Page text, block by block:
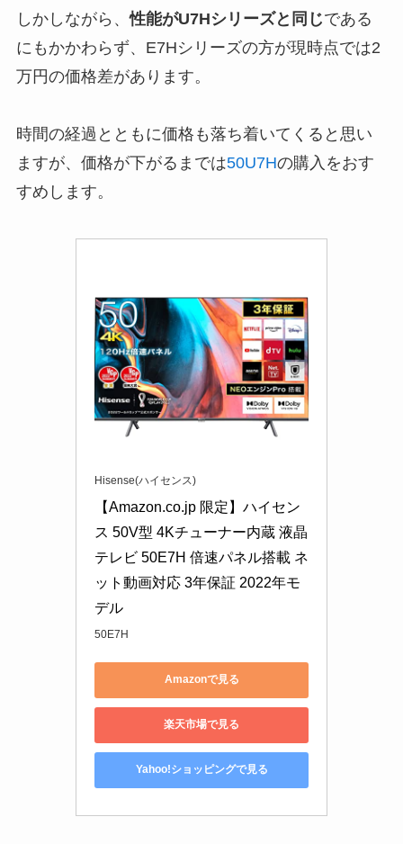
しかしながら、性能がU7Hシリーズと同じである
にもかかわらず、E7Hシリーズの方が現時点では2
万円の価格差があります。
時間の経過とともに価格も落ち着いてくると思い
ますが、 価格が下がるまでは50U7Hの購入をおす
すめします。
Hisense(ハイセンス)
【Amazon.co.jp 限定】ハイセン
ス 50V型 4Kチューナー内蔵 液晶
テレビ 50E7H 倍速パネル搭載 ネ
ット動画対応 3年保証 2022年モ
デル
50E7H
Amazonで見る
楽天市場で見る
Yahoo!ショッピングで見る